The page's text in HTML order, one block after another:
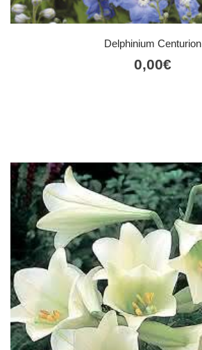
Delphinium Centurion
0,00€